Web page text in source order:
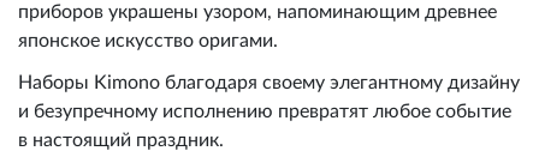
приборов украшены узором, напоминающим древнее
японское искусство оригами.
Наборы Kimono благодаря своему элегантному дизайну
и безупречному исполнению превратят любое событие
в настоящий праздник.